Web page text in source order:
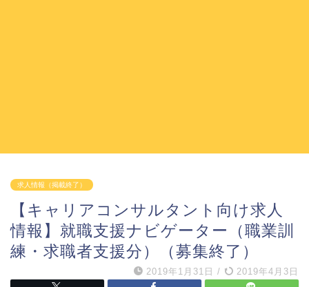
求人情報（掲載終了）
【キャリアコンサルタント向け求人
情報】就職支援ナビゲーター（職業訓
練・求職者支援分）（募集終了）
2019年1月31日 / 2019年4月3日